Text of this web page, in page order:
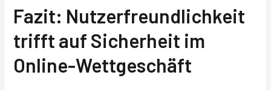
Fazit: Nutzerfreundlichkeit
trifft auf Sicherheit im
Online-Wettgeschäft